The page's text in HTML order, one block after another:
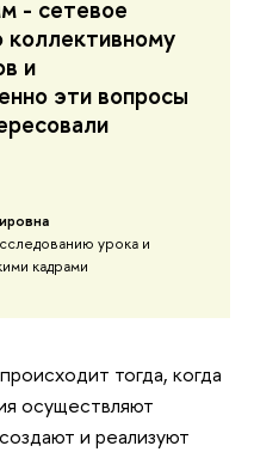
- сетевое
коллективному
и
эти вопросы
урока и
кадрами
тогда, когда
осуществляют
и реализуют